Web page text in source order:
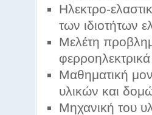
Ηλεκτρο-
των ιδιοτήτων
Μελέτη
Μαθηματική
υλικών και
Μηχανική του